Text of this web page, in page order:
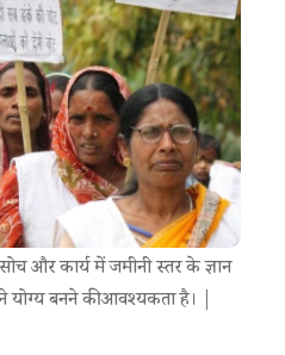
और कार्य में जमीनी स्तर के ज्ञान
बनने की आवश्यकता है। |